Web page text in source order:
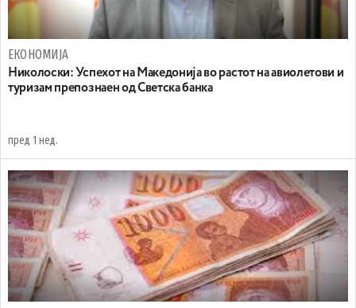
ЕКОНОМИЈА
Николоски: Успехот на Македонија во растот на авиолетови и
туризам препознаен од Светска банка
пред 1 нед.